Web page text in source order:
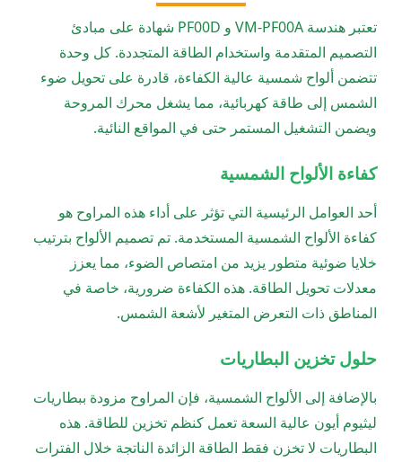
تعتبر هندسة VM-PF00A و PF00D شهادة على مبادئ
التصميم المتقدمة واستخدام الطاقة المتجددة. كل وحدة
تتضمن ألواح شمسية عالية الكفاءة، قادرة على تحويل ضوء
الشمس إلى طاقة كهربائية، مما يشغل محرك المروحة
ويضمن التشغيل المستمر حتى في المواقع النائية.
كفاءة الألواح الشمسية
أحد العوامل الرئيسية التي تؤثر على أداء هذه المراوح هو
كفاءة الألواح الشمسية المستخدمة. تم تصميم الألواح بترتيب
خلايا ضوئية متطور يزيد من امتصاص الضوء، مما يعزز
معدلات تحويل الطاقة. هذه الكفاءة ضرورية، خاصة في
المناطق ذات التعرض المتغير لأشعة الشمس.
حلول تخزين البطاريات
بالإضافة إلى الألواح الشمسية، فإن المراوح مزودة ببطاريات
ليثيوم أيون عالية السعة تعمل كنظم تخزين للطاقة. هذه
البطاريات لا تخزن فقط الطاقة الزائدة الناتجة خلال الفترات